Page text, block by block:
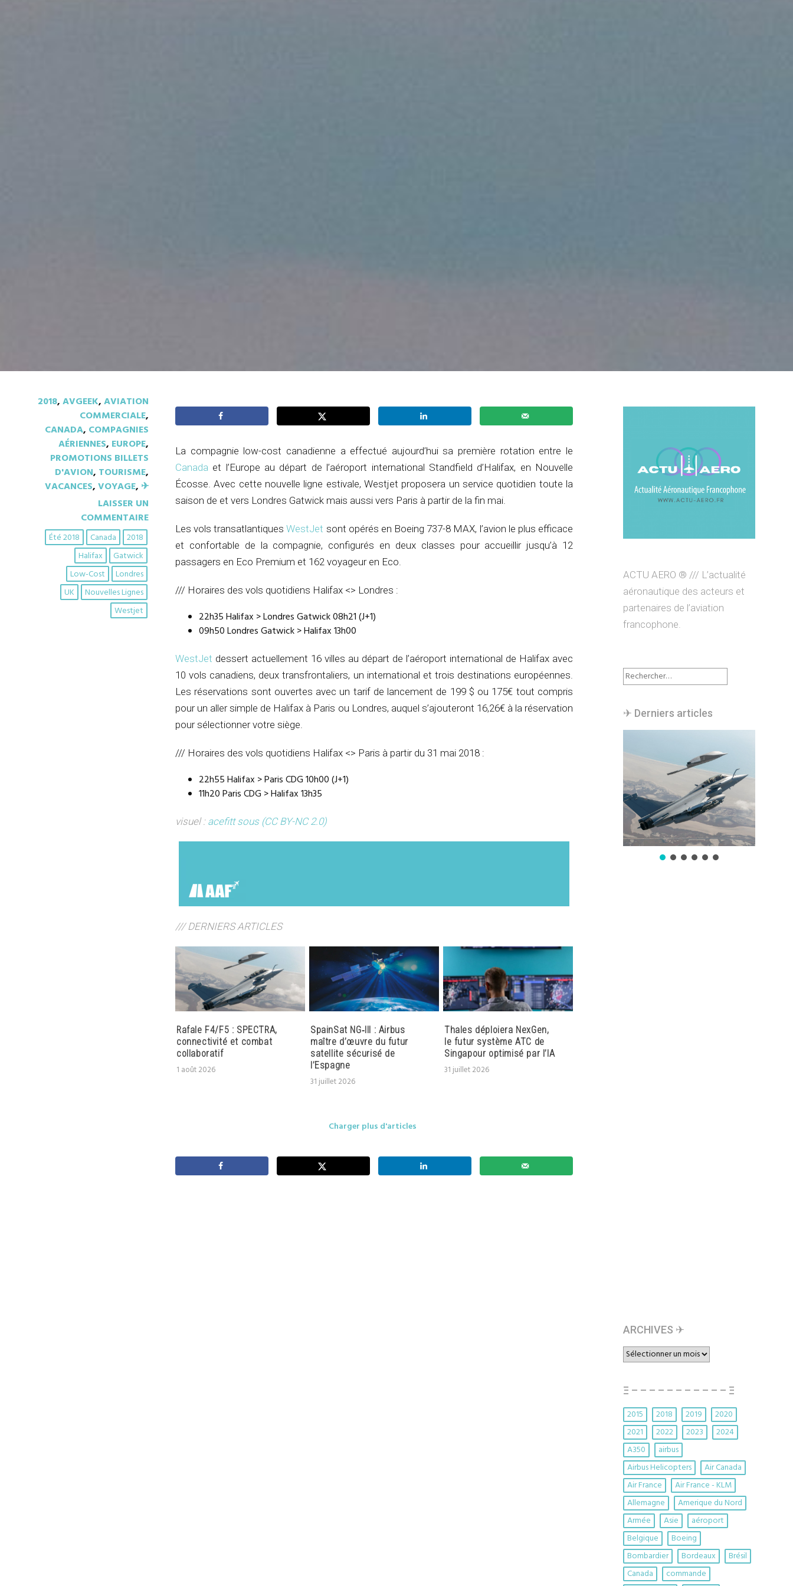
2018,AVGEEK,AVIATION
COMMERCIALE,
CANADA, COMPAGNIES
AÉRIENNES, EUROPE,
PROMOTIONS BILLETS
D'AVION, TOURISME,
VACANCES,VOYAGE, ✈︎
LAISSER UN
COMMENTAIRE
2018
Canada
Été 2018
Gatwick
Halifax
Londres
Low-Cost
Nouvelles Lignes
UK
Westjet
La compagnie low-cost canadienne a effectué aujourd’hui sa première rotation entre le
Canada et l’Europe au départ de l’aéroport international Standfield d’Halifax, en Nouvelle
Écosse. Avec cette nouvelle ligne estivale, Westjet proposera un service quotidien toute la
saison de et vers Londres Gatwick mais aussi vers Paris à partir de la fin mai.
Les vols transatlantiquesWestJet sont opérés en Boeing 737-8 MAX, l’avion le plus efficace
et confortable de la compagnie, configurés en deux classes pour accueillir jusqu’à 12
passagers en Eco Premium et 162 voyageur en Eco.
/// Horaires des vols quotidiens Halifax <> Londres :
22h35 Halifax > Londres Gatwick 08h21 (J+1)
09h50 Londres Gatwick > Halifax 13h00
WestJet dessert actuellement 16 villes au départ de l’aéroport international de Halifax avec
10 vols canadiens, deux transfrontaliers, un international et trois destinations européennes.
Les réservations sont ouvertes avec un tarif de lancement de 199 $ ou 175€ tout compris
pour un aller simple de Halifax à Paris ou Londres, auquel s’ajouteront 16,26€ à la réservation
pour sélectionner votre siège.
/// Horaires des vols quotidiens Halifax <> Paris à partir du 31 mai 2018 :
22h55 Halifax > Paris CDG 10h00 (J+1)
11h20 Paris CDG > Halifax 13h35
visuel : acefitt sous (CC BY-NC 2.0)
/// DERNIERS ARTICLES
Rafale F4/F5 : SPECTRA,
connectivité et combat
collaboratif
1 août 2026
SpainSat NG‑III : Airbus
maître d’œuvre du futur
satellite sécurisé de
l’Espagne
31 juillet 2026
Thales déploiera NexGen,
le futur système ATC de
Singapour optimisé par l’IA
31 juillet 2026
Charger plus d'articles
ACTU AERO ® /// L’actualité
aéronautique des acteurs et
partenaires de l’aviation
francophone.
Rechercher :
✈︎ Derniers articles
ARCHIVES ✈︎
ARCHIVES
✈︎
Ξ – – – – – – – – – – – Ξ
2015 2018 2019
2020
2021
2022 2023
2024
A350
airbus
Airbus Helicopters
Air Canada
Air France
Air France - KLM
Allemagne
Amerique du Nord
Armée
Asie
aéroport
Belgique
Boeing
Bombardier
Bordeaux
Brésil
Canada
commande